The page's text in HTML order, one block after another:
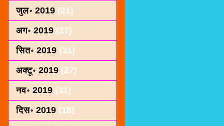
जुल॰ 2019 (21)
अग॰ 2019 (27)
सित॰ 2019 (31)
अक्टू॰ 2019 (27)
नव॰ 2019 (31)
दिस॰ 2019 (18)